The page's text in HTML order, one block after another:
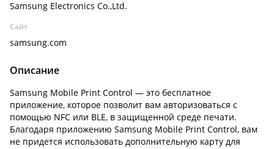
Samsung Electronics Co.,Ltd.
Сайт
samsung.com
Описание
Samsung Mobile Print Control — это бесплатное
приложение, которое позволит вам авторизоваться с
помощью NFC или BLE, в защищенной среде печати.
Благодаря приложению Samsung Mobile Print Control, вам
не придется использовать дополнительную карту для